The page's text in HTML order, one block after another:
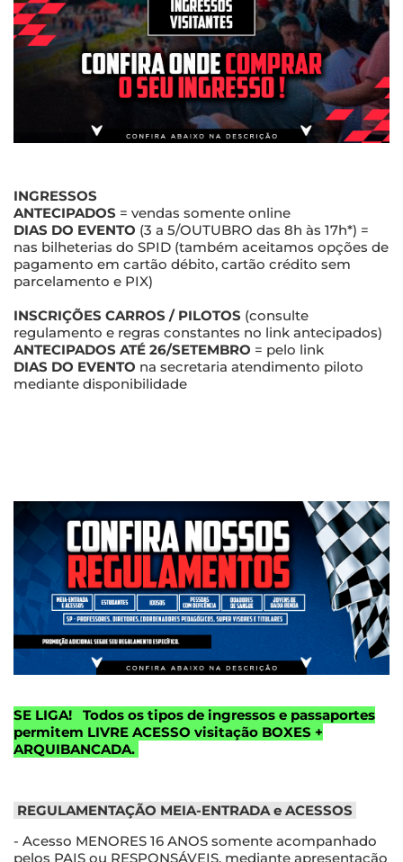
INGRESSOS
ANTECIPADOS = vendas somente online
DIAS DO EVENTO (3 a 5/OUTUBRO das 8h às 17h*) =
nas bilheterias do SPID (também aceitamos opções de
pagamento em cartão débito, cartão crédito sem
parcelamento e PIX)
INSCRIÇÕES CARROS / PILOTOS (consulte
regulamento e regras constantes no link antecipados)
ANTECIPADOS ATÉ 26/SETEMBRO = pelo link
DIAS DO EVENTO na secretaria atendimento piloto
mediante disponibilidade
SE LIGA!
Todos os tipos de ingressos e passaportes
permitem LIVRE ACESSO visitação BOXES +
ARQUIBANCADA.
REGULAMENTAÇÃO MEIA-ENTRADA e ACESSOS
- Acesso MENORES 16 ANOS somente acompanhado
pelos PAIS ou RESPONSÁVEIS, mediante apresentação